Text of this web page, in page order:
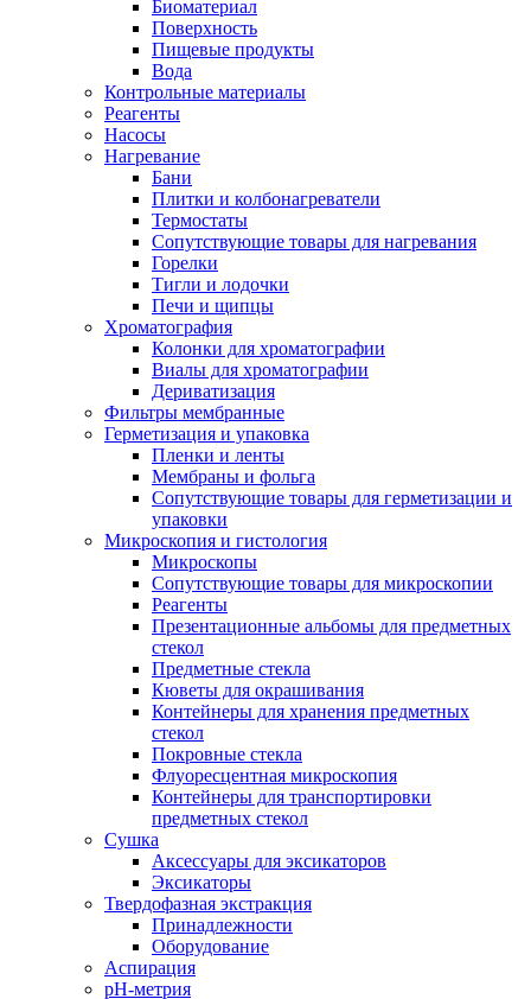
Биоматериал
Поверхность
Пищевые продукты
Вода
Контрольные материалы
Реагенты
Насосы
Нагревание
Бани
Плитки и колбонагреватели
Термостаты
Сопутствующие товары для нагревания
Горелки
Тигли и лодочки
Печи и щипцы
Хроматография
Колонки для хроматографии
Виалы для хроматографии
Дериватизация
Фильтры мембранные
Герметизация и упаковка
Пленки и ленты
Мембраны и фольга
Сопутствующие товары для герметизации и
упаковки
Микроскопия и гистология
Микроскопы
Сопутствующие товары для микроскопии
Реагенты
Презентационные альбомы для предметных
стекол
Предметные стекла
Кюветы для окрашивания
Контейнеры для хранения предметных
стекол
Покровные стекла
Флуоресцентная микроскопия
Контейнеры для транспортировки
предметных стекол
Сушка
Аксессуары для эксикаторов
Эксикаторы
Твердофазная экстракция
Принадлежности
Оборудование
Аспирация
pH-метрия